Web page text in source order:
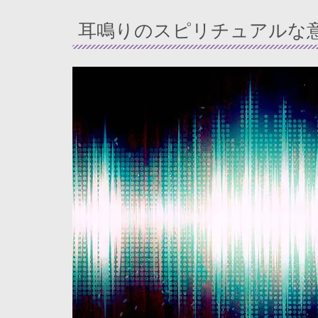
耳鳴りのスピリチュアルな